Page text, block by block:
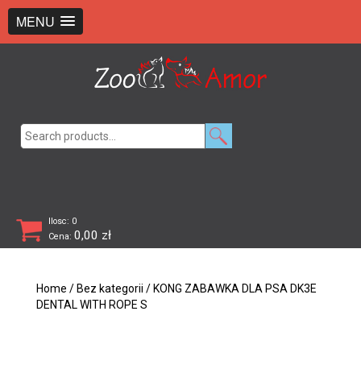
MENU
Ilosc: 0
Cena: 0,00 zł
Home / Bez kategorii / KONG ZABAWKA DLA PSA DK3E
DENTAL WITH ROPE S